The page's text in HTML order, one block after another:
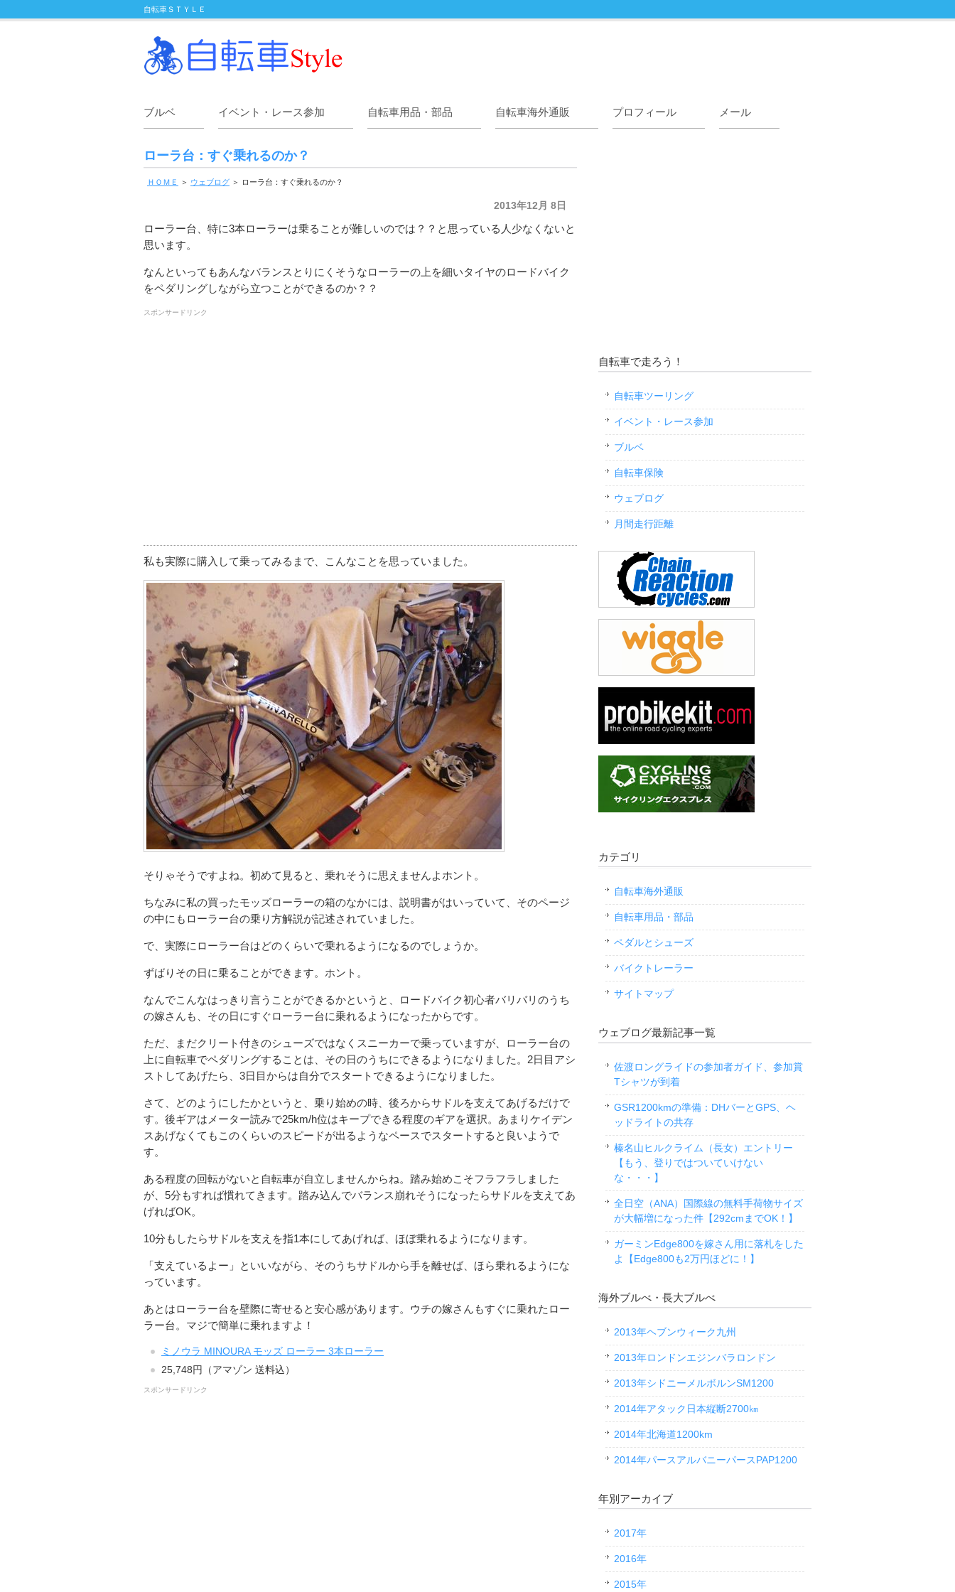
自転車ＳＴＹＬＥ
ブルベ イベント・レース参加 自転車用品・部品 自転車海外通販 プロフィール メール
ローラ台：すぐ乗れるのか？
ＨＯＭＥ ＞ ウェブログ ＞ ローラ台：すぐ乗れるのか？
2013年12月 8日
ローラー台、特に3本ローラーは乗ることが難しいのでは？？と思っている人少なくないと
思います。
なんといってもあんなバランスとりにくそうなローラーの上を細いタイヤのロードバイク
をペダリングしながら立つことができるのか？？
スポンサードリンク
私も実際に購入して乗ってみるまで、こんなことを思っていました。
そりゃそうですよね。初めて見ると、乗れそうに思えませんよホント。
ちなみに私の買ったモッズローラーの箱のなかには、説明書がはいっていて、そのページ
の中にもローラー台の乗り方解説が記述されていました。
で、実際にローラー台はどのくらいで乗れるようになるのでしょうか。
ずばりその日に乗ることができます。ホント。
なんでこんなはっきり言うことができるかというと、ロードバイク初心者バリバリのうち
の嫁さんも、その日にすぐローラー台に乗れるようになったからです。
ただ、まだクリート付きのシューズではなくスニーカーで乗っていますが、ローラー台の
上に自転車でペダリングすることは、その日のうちにできるようになりました。2日目アシ
ストしてあげたら、3日目からは自分でスタートできるようになりました。
さて、どのようにしたかというと、乗り始めの時、後ろからサドルを支えてあげるだけで
す。後ギアはメーター読みで25km/h位はキープできる程度のギアを選択。あまりケイデン
スあげなくてもこのくらいのスピードが出るようなペースでスタートすると良いようで
す。
ある程度の回転がないと自転車が自立しませんからね。踏み始めこそフラフラしました
が、5分もすれば慣れてきます。踏み込んでバランス崩れそうになったらサドルを支えてあ
げればOK。
10分もしたらサドルを支えを指1本にしてあげれば、ほぼ乗れるようになります。
「支えているよー」といいながら、そのうちサドルから手を離せば、ほら乗れるようにな
っています。
あとはローラー台を壁際に寄せると安心感があります。ウチの嫁さんもすぐに乗れたロー
ラー台。マジで簡単に乗れますよ！
ミノウラ MINOURA モッズ ローラー 3本ローラー
25,748円（アマゾン 送料込）
スポンサードリンク
自転車で走ろう！
自転車ツーリング
イベント・レース参加
ブルベ
自転車保険
ウェブログ
月間走行距離
カテゴリ
自転車海外通販
自転車用品・部品
ペダルとシューズ
バイクトレーラー
サイトマップ
ウェブログ最新記事一覧
佐渡ロングライドの参加者ガイド、参加賞
Tシャツが到着
GSR1200kmの準備：DHバーとGPS、ヘ
ッドライトの共存
榛名山ヒルクライム（長女）エントリー
【もう、登りではついていけない
な・・・】
全日空（ANA）国際線の無料手荷物サイズ
が大幅増になった件【292cmまでOK！】
ガーミンEdge800を嫁さん用に落札をした
よ【Edge800も2万円ほどに！】
海外ブルべ・長大ブルべ
2013年ヘブンウィーク九州
2013年ロンドンエジンバラロンドン
2013年シドニーメルボルンSM1200
2014年アタック日本縦断2700㎞
2014年北海道1200km
2014年パースアルバニーパースPAP1200
年別アーカイブ
2017年
2016年
2015年